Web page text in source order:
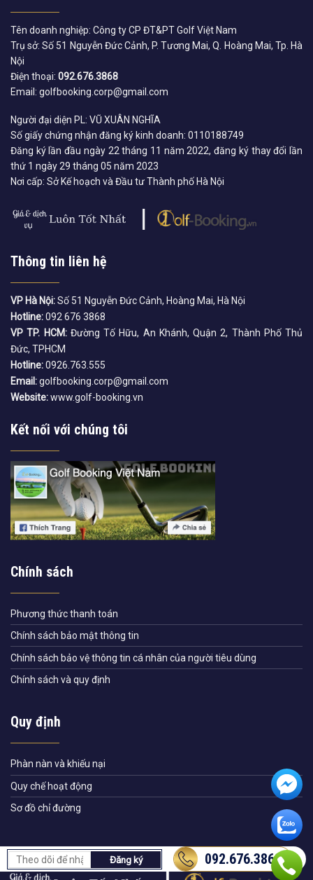
Tên doanh nghiệp: Công ty CP ĐT&PT Golf Việt Nam
Trụ sở: Số 51 Nguyễn Đức Cảnh, P. Tương Mai, Q. Hoàng Mai, Tp. Hà
Nội
Điện thoại: 092.676.3868
Email: golfbooking.corp@gmail.com
Người đại diện PL: VŨ XUÂN NGHĨA
Số giấy chứng nhận đăng ký kinh doanh: 0110188749
Đăng ký lần đầu ngày 22 tháng 11 năm 2022, đăng ký thay đổi lần
thứ 1 ngày 29 tháng 05 năm 2023
Nơi cấp: Sở Kế hoạch và Đầu tư Thành phố Hà Nội
Thông tin liên hệ
VP Hà Nội:Số 51 Nguyễn Đức Cảnh, Hoàng Mai, Hà Nội
Hotline:092 676 3868
VP TP. HCM:Đường Tố Hữu, An Khánh, Quận 2, Thành Phố Thủ
Đức, TPHCM
Hotline:0926.763.555
Email:golfbooking.corp@gmail.com
Website:www.golf-booking.vn
Kết nối với chúng tôi
Chính sách
Phương thức thanh toán
Chính sách bảo mật thông tin
Chính sách bảo vệ thông tin cá nhân của người tiêu dùng
Chính sách và quy định
Quy định
Phàn nàn và khiếu nại
Quy chế hoạt động
Sơ đồ chỉ đường
092.676.3868